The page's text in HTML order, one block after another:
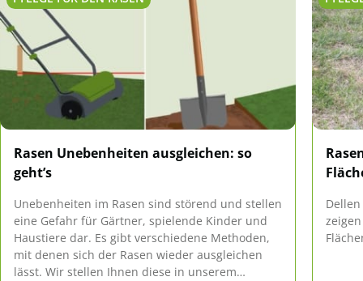
Rasen Unebenheiten ausgleichen: so
geht’s
Unebenheiten im Rasen sind störend und stellen
eine Gefahr für Gärtner, spielende Kinder und
Haustiere dar. Es gibt verschiedene Methoden,
mit denen sich der Rasen wieder ausgleichen
lässt. Wir stellen Ihnen diese in unserem